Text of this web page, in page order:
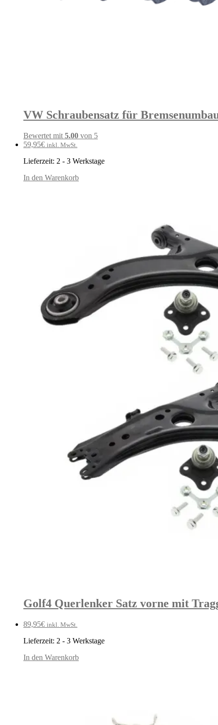
VW Schraubensatz für
Bewertet mit 5.00 von 5
59,95€ inkl. MwSt.
Lieferzeit: 2 - 3 Werkstage
In den Warenkorb
Golf4 Querlenker Satz vorne mit
89,95€ inkl. MwSt.
Lieferzeit: 2 - 3 Werkstage
In den Warenkorb